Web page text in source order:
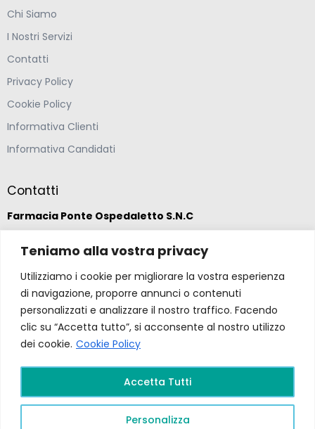
Teniamo alla vostra privacy
Utilizziamo i cookie per migliorare la vostra esperienza
di navigazione, proporre annunci o contenuti
personalizzati e analizzare il nostro traffico. Facendo
clic su “Accetta tutto”, si acconsente al nostro utilizzo
dei cookie. Cookie Policy
Personalizza
Accetta Tutti
Chi Siamo
I Nostri Servizi
Contatti
Privacy Policy
Cookie Policy
Informativa Clienti
Informativa Candidati
Contatti
Farmacia Ponte Ospedaletto S.N.C
Via della Solidarietà 2,
47020 Longiano, Forlì-Cesena
(39) 0547 57265
farmacia@ponteospedaletto.it
Farmacia Ponte Ospedaletto 2026. Tutti diritti
riservati a Farmacia Ponte Ospedaletto. Sito creato
Gruppo Ingegneria.Privacy Policy –